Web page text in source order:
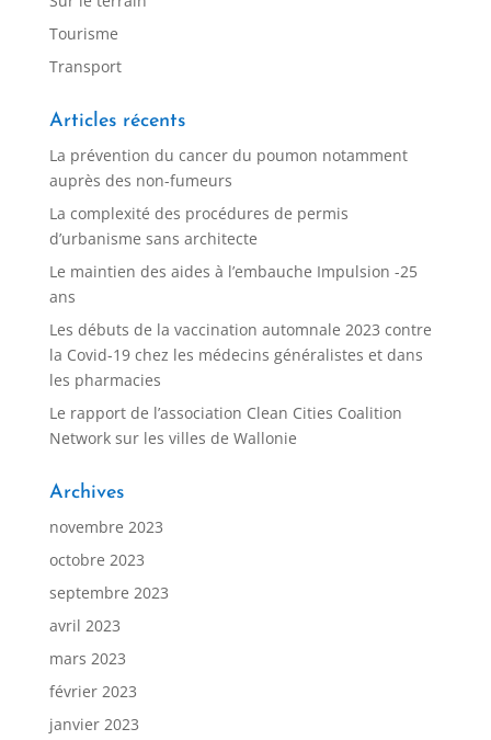
Tourisme
Transport
Articles récents
La prévention du cancer du poumon notamment
auprès des non-fumeurs
La complexité des procédures de permis
d’urbanisme sans architecte
Le maintien des aides à l’embauche Impulsion -25
ans
Les débuts de la vaccination automnale 2023 contre
la Covid-19 chez les médecins généralistes et dans
les pharmacies
Le rapport de l’association Clean Cities Coalition
Network sur les villes de Wallonie
Archives
novembre 2023
octobre 2023
septembre 2023
avril 2023
mars 2023
février 2023
janvier 2023